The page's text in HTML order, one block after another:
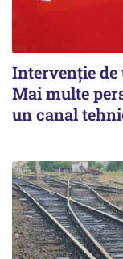
Intervenție
Mai multe
un canal